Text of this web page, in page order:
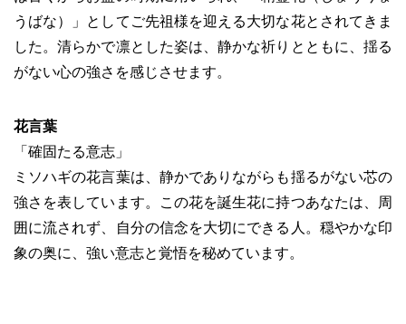
うばな）」としてご先祖様を迎える大切な花とされてきま
した。清らかで凛とした姿は、静かな祈りとともに、揺る
がない心の強さを感じさせます。
花言葉
「確固たる意志」
ミソハギの花言葉は、静かでありながらも揺るがない芯の
強さを表しています。この花を誕生花に持つあなたは、周
囲に流されず、自分の信念を大切にできる人。穏やかな印
象の奥に、強い意志と覚悟を秘めています。